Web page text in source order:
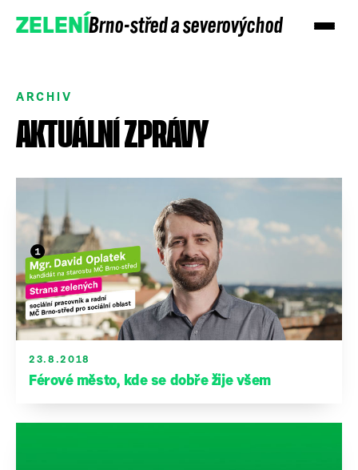
ZELENÍBrno-střed a severovýchod
Přidejte se
Podpořte nás
ARCHIV
AKTUÁLNÍ ZPRÁVY
23.8.2018
Férové město, kde se dobře žije všem